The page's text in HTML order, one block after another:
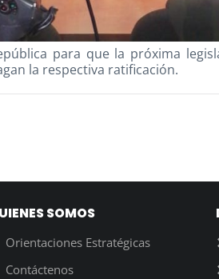
para que la próxima
la respectiva ratificación.
SOMOS
Orientaciones Estratégicas
Contáctenos